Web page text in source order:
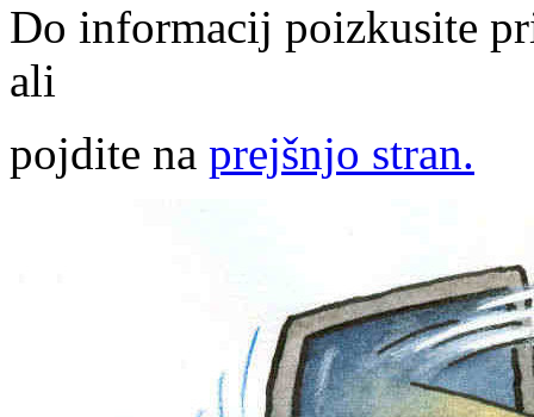
Do informacij poizkusite
ali
pojdite na prejšnjo stran.